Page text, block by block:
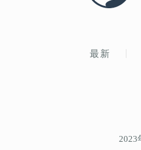
最新
2023